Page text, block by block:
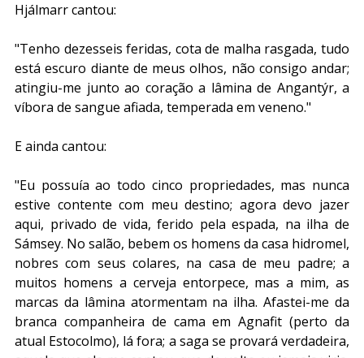
Hjálmarr cantou:
"Tenho dezesseis feridas, cota de malha rasgada, tudo
está escuro diante de meus olhos, não consigo andar;
atingiu-me junto ao coração a lâmina de Angantýr, a
víbora de sangue afiada, temperada em veneno."
E ainda cantou:
"Eu possuía ao todo cinco propriedades, mas nunca
estive contente com meu destino; agora devo jazer
aqui, privado de vida, ferido pela espada, na ilha de
Sámsey. No salão, bebem os homens da casa hidromel,
nobres com seus colares, na casa de meu padre; a
muitos homens a cerveja entorpece, mas a mim, as
marcas da lâmina atormentam na ilha. Afastei-me da
branca companheira de cama em Agnafit (perto da
atual Estocolmo), lá fora; a saga se provará verdadeira,